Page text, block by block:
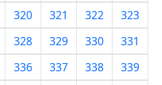
320 321 322
323
328 329 330
331
336 337 338
339